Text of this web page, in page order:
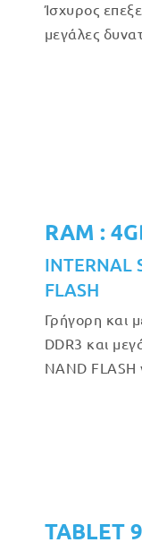
Ίσχυρος
μεγάλες
RAM :
INTERNAL
FLASH
Γρήγορη και
DDR3 και
NAND FLASH
TABLET